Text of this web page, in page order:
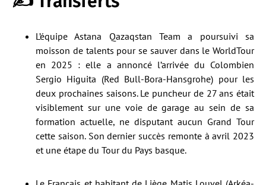
L’équipe Astana Qazaqstan Team a poursuivi sa
moisson de talents pour se sauver dans le WorldTour
en 2025 : elle a annoncé l’arrivée du Colombien
Sergio Higuita (Red Bull-Bora-Hansgrohe) pour les
deux prochaines saisons. Le puncheur de 27 ans était
visiblement sur une voie de garage au sein de sa
formation actuelle, ne disputant aucun Grand Tour
cette saison. Son dernier succès remonte à avril 2023
et une étape du Tour du Pays basque.